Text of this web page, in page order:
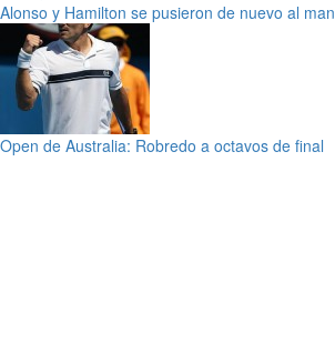
Alonso y Hamilton se pusieron de nuevo al
Open de Australia: Robredo a octavos de final